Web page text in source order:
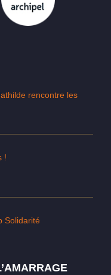
rencontre les
!
Solidarité